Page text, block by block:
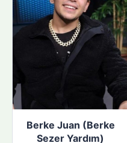
Berke Juan (Berke
Sezer Yardım)